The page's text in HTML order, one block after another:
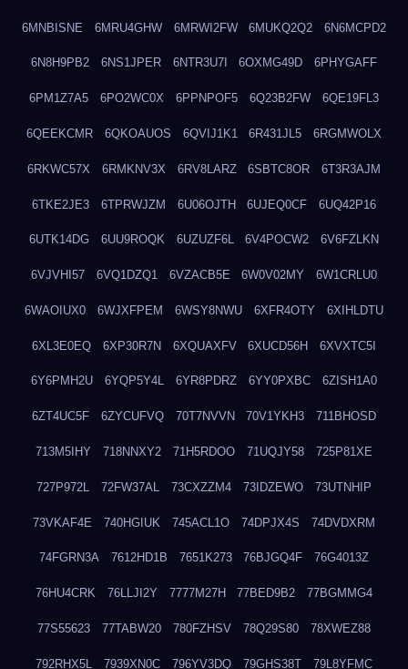
6MNBISNE 6MRU4GHW 6MRWI2FW 6MUKQ2Q2 6N6MCPD2
6N8H9PB2 6NS1JPER 6NTR3U7I 6OXMG49D 6PHYGAFF
6PM1Z7A5 6PO2WC0X 6PPNPOF5 6Q23B2FW 6QE19FL3
6QEEKCMR 6QKOAUOS 6QVIJ1K1 6R431JL5 6RGMWOLX
6RKWC57X 6RMKNV3X 6RV8LARZ 6SBTC8OR 6T3R3AJM
6TKE2JE3 6TPRWJZM 6U06OJTH 6UJEQ0CF 6UQ42P16
6UTK14DG 6UU9ROQK 6UZUZF6L 6V4POCW2 6V6FZLKN
6VJVHI57 6VQ1DZQ1 6VZACB5E 6W0V02MY 6W1CRLU0
6WAOIUX0 6WJXFPEM 6WSY8NWU 6XFR4OTY 6XIHLDTU
6XL3E0EQ 6XP30R7N 6XQUAXFV 6XUCD56H 6XVXTC5I
6Y6PMH2U 6YQP5Y4L 6YR8PDRZ 6YY0PXBC 6ZISH1A0
6ZT4UC5F 6ZYCUFVQ 70T7NVVN 70V1YKH3 711BHOSD
713M5IHY 718NNXY2 71H5RDOO 71UQJY58 725P81XE
727P972L 72FW37AL 73CXZZM4 73IDZEWO 73UTNHIP
73VKAF4E 740HGIUK 745ACL1O 74DPJX4S 74DVDXRM
74FGRN3A 7612HD1B 7651K273 76BJGQ4F 76G4013Z
76HU4CRK 76LLJI2Y 7777M27H 77BED9B2 77BGMMG4
77S55623 77TABW20 780FZHSV 78Q29S80 78XWEZ88
792RHX5L 7939XN0C 796YV3DQ 79GHS38T 79L8YFMC